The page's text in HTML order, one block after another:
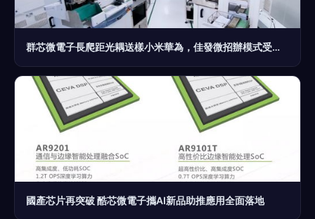
群芯微電子長爬距光耦送樣小米華為，佳發微招辦模式受關注
國產芯片再突破 酷芯微電子攜AI新品助推應用全面落地